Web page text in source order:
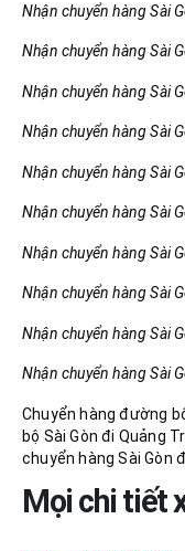
Nhận chuyển hàng Sài
Nhận chuyển hàng Sài
Nhận chuyển hàng Sài
Nhận chuyển hàng Sài
Nhận chuyển hàng Sài
Nhận chuyển hàng Sài
Nhận chuyển hàng Sài
Nhận chuyển hàng Sài
Nhận chuyển hàng Sài
Nhận chuyển hàng Sài
Chuyển hàng đường
bộ Sài Gòn đi Quảng
chuyển hàng Sài Gòn
Mọi chi tiết